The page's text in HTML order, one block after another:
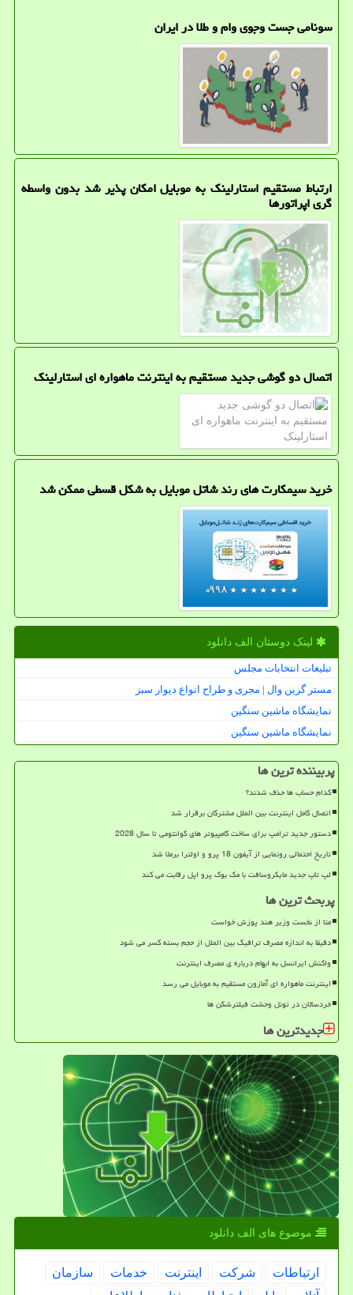
سونامی جست وجوی وام و طلا در ایران
ارتباط مستقیم استارلینک به موبایل امکان پذیر شد بدون واسطه
گری اپراتورها
اتصال دو گوشی جدید مستقیم به اینترنت ماهواره ای استارلینک
خرید سیمکارت های رند شاتل موبایل به شکل قسطی ممکن شد
لینک دوستان الف دانلود
تبلیغات انتخابات مجلس
مستر گرین وال | مجری و طراح انواع دیوار سبز
نمایشگاه ماشین سنگین
نمایشگاه ماشین سنگین
پربیننده ترین ها
کدام حساب ها حذف شدند؟
اتصال کامل اینترنت بین الملل مشترکان برقرار شد
دستور جدید ترامپ برای ساخت کامپیوتر های کوانتومی تا سال 2028
تاریخ احتمالی رونمایی از آیفون 18 پرو و اولترا برملا شد
لپ تاپ جدید مایکروسافت با مک بوک پرو اپل رقابت می کند
پربحث ترین ها
متا از نخست وزیر هند پوزش خواست
دقیقا به اندازه مصرف ترافیک بین الملل از حجم بسته کسر می شود
واکنش ایرانسل به ابهام درباره ی مصرف اینترنت
اینترنت ماهواره ای آمازون مستقیم به موبایل می رسد
خردسالان در تونل وحشت فیلترشکن ها
جدیدترین ها
موضوع های الف دانلود
ارتباطات شركت اینترنت خدمات
سازمان